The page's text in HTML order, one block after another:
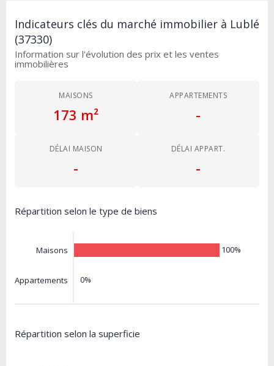
Indicateurs clés du marché immobilier à Lublé
(37330)
Information sur l'évolution des prix et les ventes
immobilières
MAISONS
173 m²
APPARTEMENTS
-
DÉLAI MAISON
-
DÉLAI APPART.
-
Répartition selon le type de biens
Maisons
Appartements
100%
0%
Répartition selon la superficie